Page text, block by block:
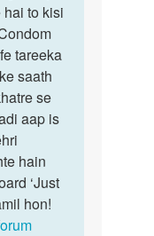
to kisi
tareeka
saath
se
aap is
hain
‘Just
hon!